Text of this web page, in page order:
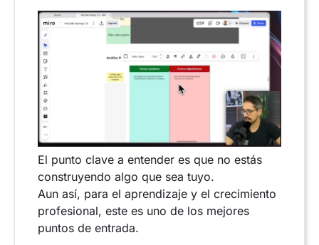
El punto clave a entender es que no estás
construyendo algo que sea tuyo.
Aun así, para el aprendizaje y el crecimiento
profesional, este es uno de los mejores
puntos de entrada.